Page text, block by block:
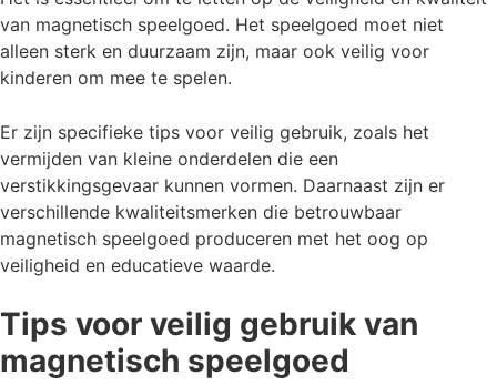
van magnetisch speelgoed. Het speelgoed moet niet
alleen sterk en duurzaam zijn, maar ook veilig voor
kinderen om mee te spelen.
Er zijn specifieke tips voor veilig gebruik, zoals het
vermijden van kleine onderdelen die een
verstikkingsgevaar kunnen vormen. Daarnaast zijn er
verschillende kwaliteitsmerken die betrouwbaar
magnetisch speelgoed produceren met het oog op
veiligheid en educatieve waarde.
Tips voor veilig gebruik van
magnetisch speelgoed